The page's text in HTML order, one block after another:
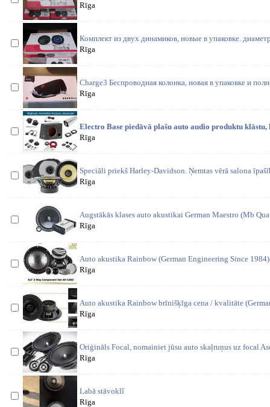
Rīga
Комплект из двух динамиков, новые в упаковке.
Rīga
Charge3 Беспроводная колонка, новая в упаковке и
Rīga
Electro Base piedāvā plašu auto audio produktu klāstu,
Rīga
Speciāli priekš Harley-Davidson. Ņemtas vērā salona
Rīga
Augstākās klases auto akustikai German Maestro (Mb
Rīga
Auto akustika Rainbow (German Engineering Since
Rīga
Auto akustika Rainbow brīnišķīga cena / kvalitāte
Rīga
Oriģināls Focal, nomainiet jūsu auto skaļruņus uz focal
Rīga
Labā stāvoklĩ
Rīga